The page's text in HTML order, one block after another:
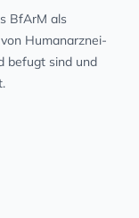
BfArM als
Human­arz­nei­
befugt sind und